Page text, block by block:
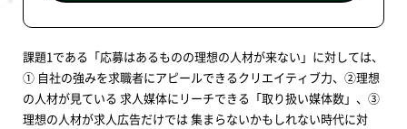
課題1である「応募はあるものの理想の人材が来ない」に対しては、
① 自社の強みを求職者にアピールできるクリエイティブ力、②理想
の人材が見ている 求人媒体にリーチできる「取り扱い媒体数」、③
理想の人材が求人広告だけでは 集まらないかもしれない時代に対